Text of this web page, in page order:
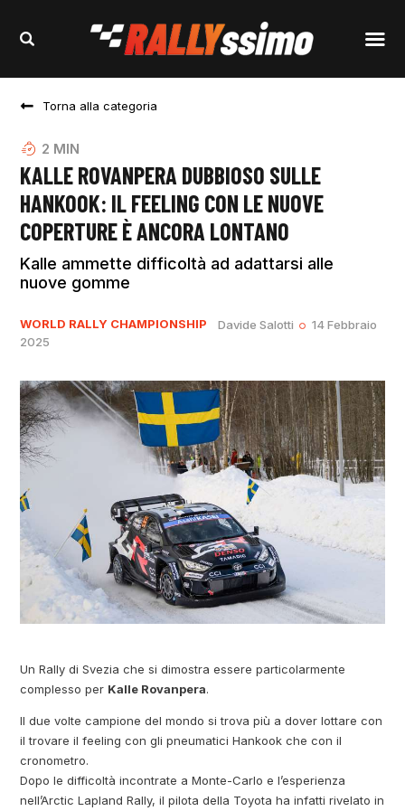
Torna alla categoria
2 MIN
KALLE ROVANPERA DUBBIOSO SULLE
HANKOOK: IL FEELING CON LE NUOVE
COPERTURE È ANCORA LONTANO
Kalle ammette difficoltà ad adattarsi alle
nuove gomme
WORLD RALLY CHAMPIONSHIP Davide Salotti
14 Febbraio
2025
Un Rally di Svezia che si dimostra essere particolarmente
complesso per Kalle Rovanpera.
Il due volte campione del mondo si trova più a dover lottare con
il trovare il feeling con gli pneumatici Hankook che con il
cronometro.
Dopo le difficoltà incontrate a Monte-Carlo e l’esperienza
nell’Arctic Lapland Rally, il pilota della Toyota ha infatti rivelato in